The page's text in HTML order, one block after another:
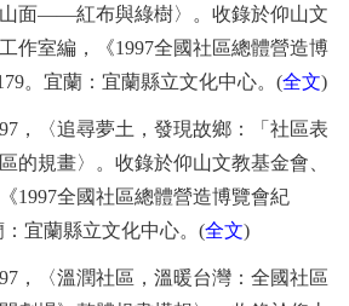
面——紅布與綠樹〉。收錄於仰山文
作室編，《1997全國社區總體營造博
。宜蘭：宜蘭縣立文化中心。 (全文)
，〈追尋夢土，發現故鄉：「社區表
的規畫〉。收錄於仰山文教基金會、
1997全國社區總體營造博覽會紀
：宜蘭縣立文化中心。 (全文)
，〈溫潤社區，溫暖台灣：全國社區